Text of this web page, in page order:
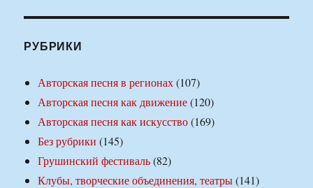
РУБРИКИ
Авторская песня в регионах(107)
Авторская песня как движение(120)
Авторская песня как искусство(169)
Без рубрики (145)
Грушинский фестиваль(82)
Клубы, творческие объединения, театры(141)